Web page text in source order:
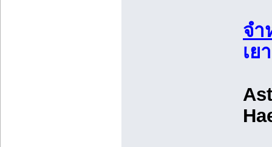
จำ
เย